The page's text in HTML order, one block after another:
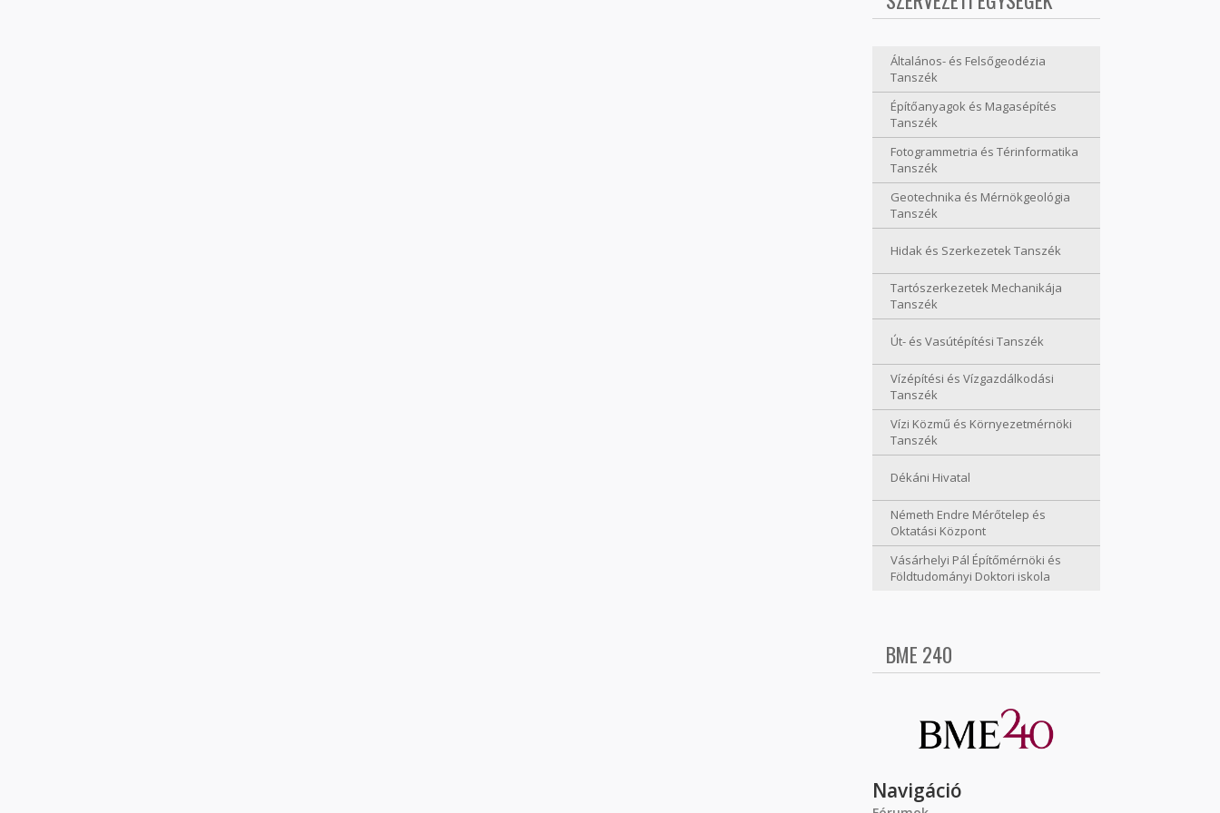
Általános- és Felsőgeodézia
Tanszék
Építőanyagok és Magasépítés
Tanszék
Fotogrammetria és Térinformatika
Tanszék
Geotechnika és Mérnökgeológia
Tanszék
Hidak és Szerkezetek Tanszék
Tartószerkezetek Mechanikája
Tanszék
Út- és Vasútépítési Tanszék
Vízépítési és Vízgazdálkodási
Tanszék
Vízi Közmű és Környezetmérnöki
Tanszék
Dékáni Hivatal
Németh Endre Mérőtelep és
Oktatási Központ
Vásárhelyi Pál Építőmérnöki és
Földtudományi Doktori iskola
BME 240
Navigáció